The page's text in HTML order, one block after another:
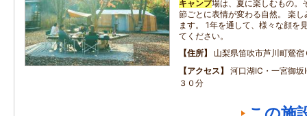
キャンプ場は、夏に楽しむもの。
節ごとに表情が変わる自然。 楽
ます。 1年を通して、様々な顔を
てください。
住所
山梨県笛吹市芦川町鶯宿
アクセス
河口湖IC・一宮御
３０分